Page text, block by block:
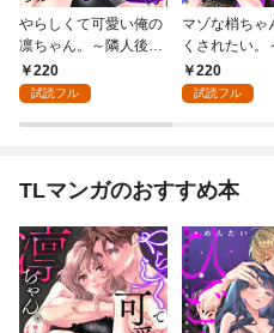
やらしくて可愛い俺の
凛ちゃん。～隣人後輩
くんのイキすぎた執着
にハメ堕とされる～(1)
220
試読フル
マゾな梢ちゃ
くされたい。
ッチした後輩
ままにセック
220
試読フル
TLマンガのおすすめ本